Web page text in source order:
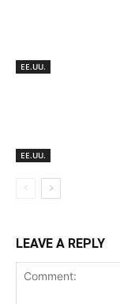
EE.UU.
EE.UU.
LEAVE A REPLY